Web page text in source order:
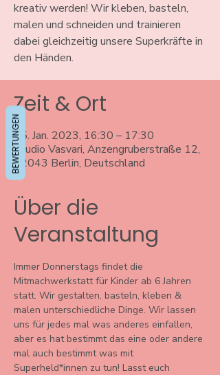
kreativ werden! Wir kleben, basteln,
malen und schneiden und trainieren
dabei gleichzeitig unsere Superkräfte in
den Händen.
Zeit & Ort
25. Jan. 2023, 16:30 – 17:30
Studio Vasvari, Anzengruberstraße 12,
12043 Berlin, Deutschland
Über die
Veranstaltung
Immer Donnerstags findet die
Mitmachwerkstatt für Kinder ab 6 Jahren
statt. Wir gestalten, basteln, kleben &
malen unterschiedliche Dinge. Wir lassen
uns für jedes mal was anderes einfallen,
aber es hat bestimmt das eine oder andere
mal auch bestimmt was mit
Superheld*innen zu tun! Lasst euch
BEWERTUNGEN